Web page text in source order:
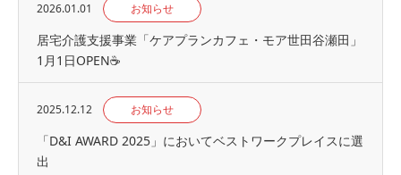
2026.01.01 お知らせ
居宅介護支援事業「ケアプランカフェ・モア世田谷瀬田」
1月1日OPEN☕
2025.12.12 お知らせ
「D&I AWARD 2025」においてベストワークプレイスに選
出